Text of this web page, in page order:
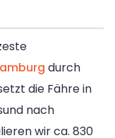
durch
die Fähre in
nach
wir ca. 830